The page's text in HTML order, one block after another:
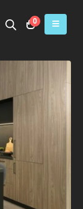
0